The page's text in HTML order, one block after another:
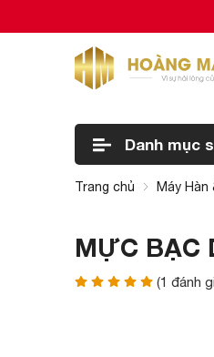
Danh mục
Trang chủ Máy Hàn
MỰC BẠC
(1 đánh